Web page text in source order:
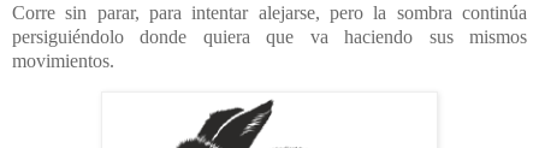
Corre sin parar, para intentar alejarse, pero la sombra continúa
persiguiéndolo donde quiera que va haciendo sus mismos
movimientos.